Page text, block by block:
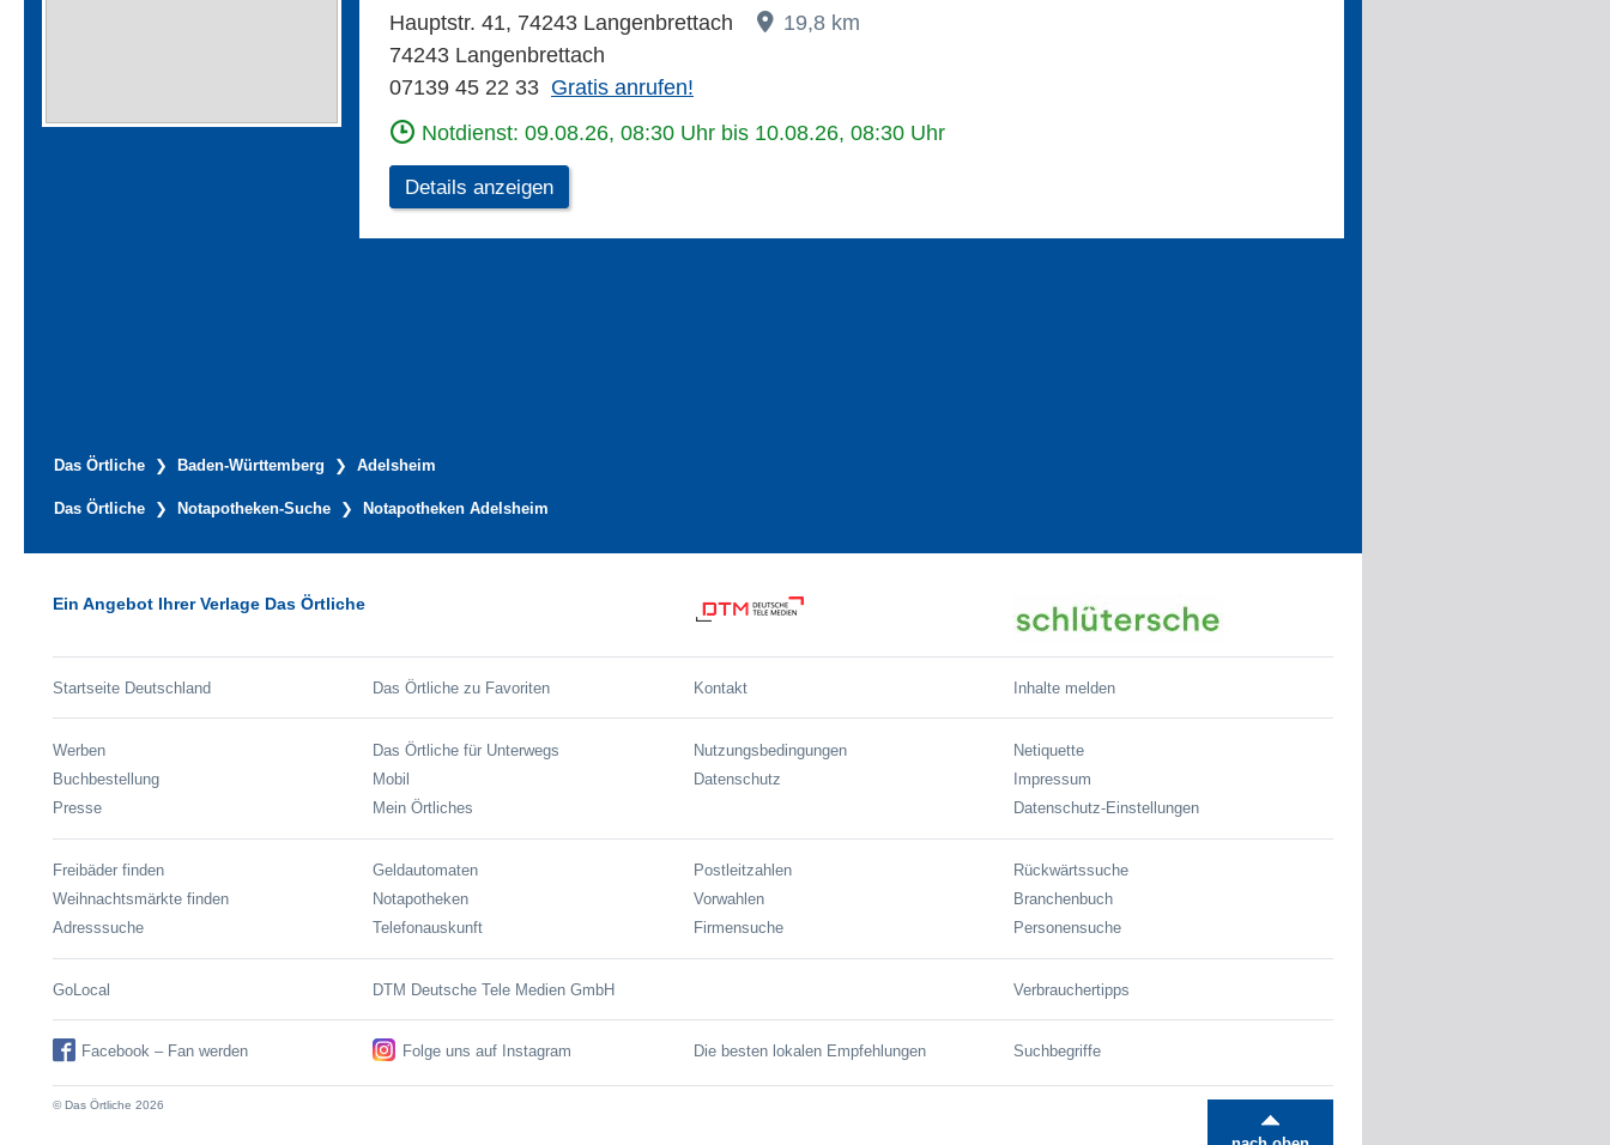
Hauptstr. 41, 74243 Langenbrettach
19,8 km
74243 Langenbrettach
07139 45 22 33 Gratis anrufen!
Notdienst: 09.08.26, 08:30 Uhr bis 10.08.26, 08:30 Uhr
Details anzeigen
Das Örtliche Baden-Württemberg Adelsheim
Das Örtliche Notapotheken-Suche Notapotheken Adelsheim
Ein Angebot Ihrer Verlage Das Örtliche
Startseite Deutschland Das Örtliche zu Favoriten Kontakt Inhalte melden
Werben
Buchbestellung
Presse
Das Örtliche für Unterwegs
Mobil
Mein Örtliches
Nutzungsbedingungen
Datenschutz
Netiquette
Impressum
Datenschutz-Einstellungen
Freibäder finden
Weihnachtsmärkte finden
Adresssuche
Geldautomaten
Notapotheken
Telefonauskunft
Postleitzahlen
Vorwahlen
Firmensuche
Rückwärtssuche
Branchenbuch
Personensuche
GoLocal DTM Deutsche Tele Medien GmbH Verbrauchertipps
Facebook – Fan werden Folge uns auf Instagram Die besten lokalen Empfehlungen Suchbegriffe
© Das Örtliche 2026